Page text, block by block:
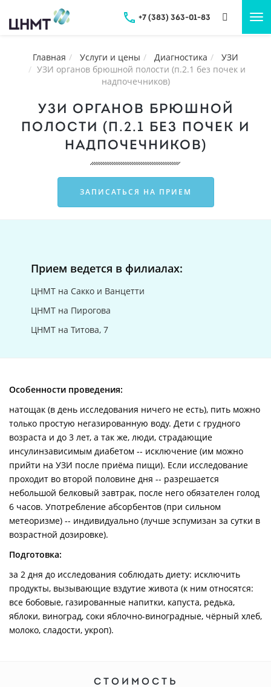
+7 (383) 363-01-83
Главная Услуги и цены Диагностика
УЗИ
УЗИ органов брюшной полости (п.2.1 без почек и
надпочечников)
УЗИ ОРГАНОВ БРЮШНОЙ
ПОЛОСТИ (П.2.1 БЕЗ ПОЧЕК И
НАДПОЧЕЧНИКОВ)
ЗАПИСАТЬСЯ НА ПРИЕМ
Прием ведется в филиалах:
ЦНМТ на Сакко и Ванцетти
ЦНМТ на Пирогова
ЦНМТ на Титова, 7
Особенности проведения:
натощак (в день исследования ничего не есть), пить можно
только простую негазированную воду. Дети с грудного
возраста и до 3 лет, а так же, люди, страдающие
инсулинзависимым диабетом -- исключение (им можно
прийти на УЗИ после приёма пищи). Если исследование
проходит во второй половине дня -- разрешается
небольшой белковый завтрак, после него обязателен голод
6 часов. Употребление абсорбентов (при сильном
метеоризме) -- индивидуально (лучше эспумизан за сутки в
возрастной дозировке).
Подготовка:
за 2 дня до исследования соблюдать диету: исключить
продукты, вызывающие вздутие живота (к ним относятся:
все бобовые, газированные напитки, капуста, редька,
яблоки, виноград, соки яблочно-виноградные, чёрный хлеб,
молоко, сладости, укроп).
СТОИМОСТЬ